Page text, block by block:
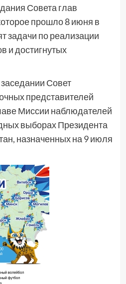
Совета глав
прошло 8 июня в
задачи по реализации
и достигнутых
Совет
представителей
Миссии наблюдателей
выборах Президента
назначенных на 9 июля